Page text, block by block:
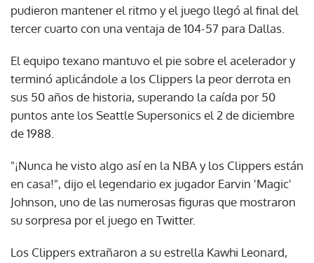
pudieron mantener el ritmo y el juego llegó al final del
tercer cuarto con una ventaja de 104-57 para Dallas.
El equipo texano mantuvo el pie sobre el acelerador y
terminó aplicándole a los Clippers la peor derrota en
sus 50 años de historia, superando la caída por 50
puntos ante los Seattle Supersonics el 2 de diciembre
de 1988.
"¡Nunca he visto algo así en la NBA y los Clippers están
en casa!", dijo el legendario ex jugador Earvin 'Magic'
Johnson, uno de las numerosas figuras que mostraron
su sorpresa por el juego en Twitter.
Los Clippers extrañaron a su estrella Kawhi Leonard,